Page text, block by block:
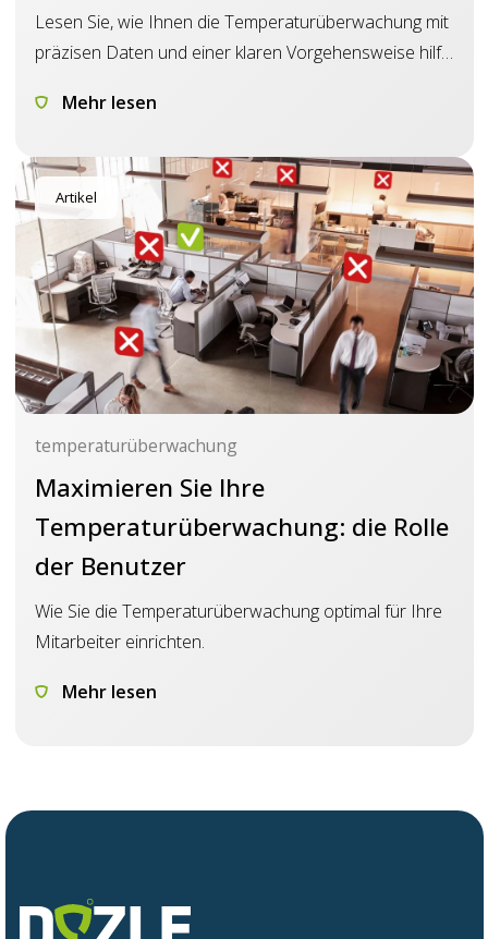
Lesen Sie, wie Ihnen die Temperaturüberwachung mit
präzisen Daten und einer klaren Vorgehensweise hilft,
können.Mehr lesen
Artikel
temperaturüberwachung
Maximieren Sie Ihre
Temperaturüberwachung: die Rolle
der Benutzer
Wie Sie die Temperaturüberwachung optimal für Ihre
Mitarbeiter einrichten.
Mehr lesen